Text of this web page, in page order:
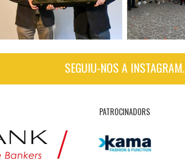
SEGUIU-NOS A INSTAGRAM.
PATROCINADORS